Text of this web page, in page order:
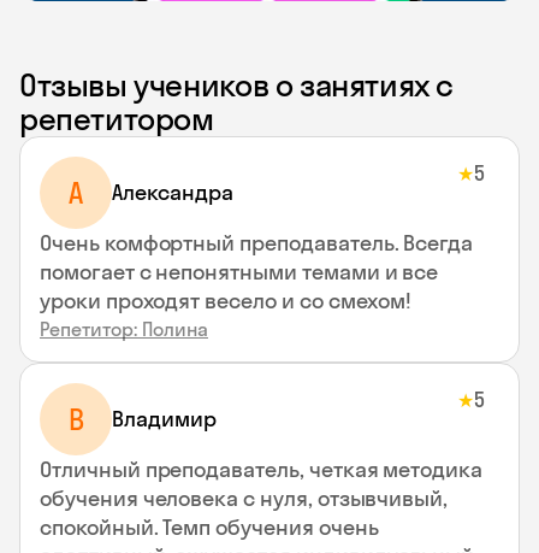
Отзывы учеников о занятиях с
репетитором
A Aлександра
★5
Очень комфортный преподаватель. Всегда
помогает с непонятными темами и все
уроки проходят весело и со смехом!
Репетитор: Полина
В Владимир
★5
Отличный преподаватель, четкая методика
обучения человека с нуля, отзывчивый,
спокойный. Темп обучения очень